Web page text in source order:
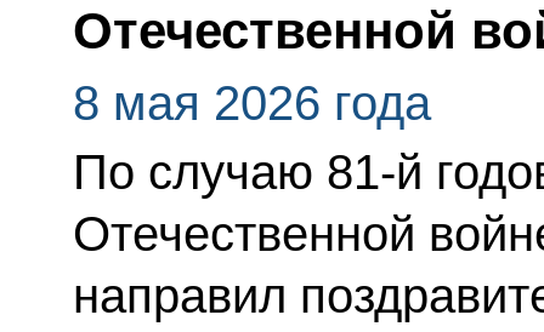
Отечественной
8 мая 2026 года
По случаю 81-й
Отечественной
направил